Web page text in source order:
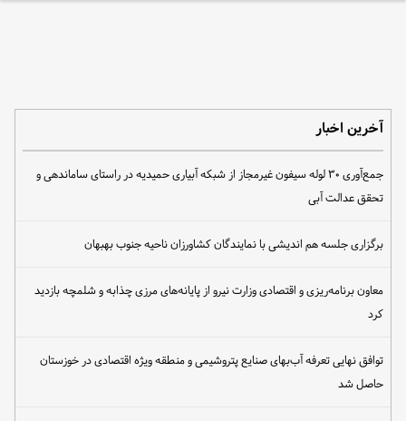
آخرین اخبار
جمع‌آوری ۳۰ لوله سیفون غیرمجاز از شبکه آبیاری حمیدیه در راستای ساماندهی و
تحقق عدالت آبی
برگزاری جلسه هم اندیشی با نمایندگان کشاورزان ناحیه جنوب بهبهان
معاون برنامه‌ریزی و اقتصادی وزارت نیرو از پایانه‌های مرزی چذابه و شلمچه بازدید
کرد
توافق نهایی تعرفه آب‌بهای صنایع پتروشیمی و منطقه ویژه اقتصادی در خوزستان
حاصل شد